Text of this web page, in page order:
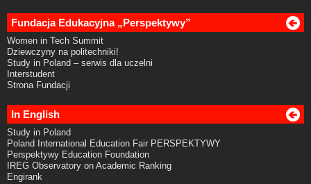
Fundacja Edukacyjna „Perspektywy”
Women in Tech Summit
Dziewczyny na politechniki!
Study in Poland – serwis dla uczelni
Interstudent
Strona Fundacji
In English
Study in Poland
Poland International Education Fair PERSPEKTYWY
Perspektywy Education Foundation
IREG Observatory on Academic Ranking
Engirank